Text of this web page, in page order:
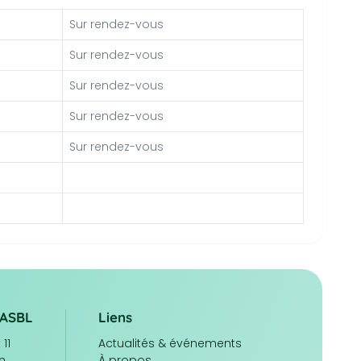
Sur rendez-vous
Sur rendez-vous
Sur rendez-vous
Sur rendez-vous
Sur rendez-vous
Liens
Navigation
Actualités & événements